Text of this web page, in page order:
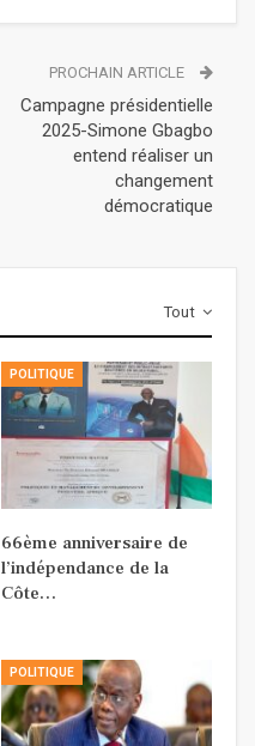
PROCHAIN ARTICLE
Campagne présidentielle
2025-Simone Gbagbo
entend réaliser un
changement
démocratique
Tout
POLITIQUE
66ème anniversaire de
l’indépendance de la
Côte…
POLITIQUE